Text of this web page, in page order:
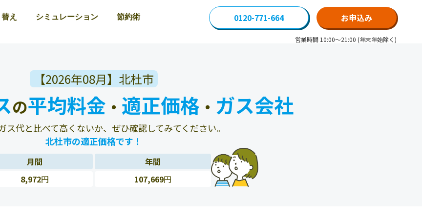
え シミュレーション 節約術 0120-771-664 お申込み
営業時間 10:00～21:00 (年末年始除く)
【2026年08月】北杜市
の平均料金 ・ 適正価格 ・ ガス会社
ス代と比べて高くないか、ぜひ確認してみてください。
北杜市の適正価格です！
月間
年間
8,972円 107,669円